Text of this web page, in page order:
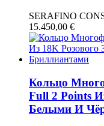
SERAFINO
15.450,00 €
Кольцо
Full 2 Points
Белыми И